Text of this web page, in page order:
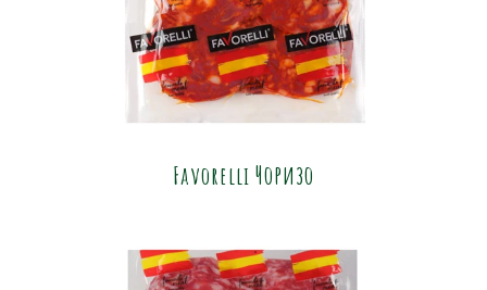
Favorelli Чоризо